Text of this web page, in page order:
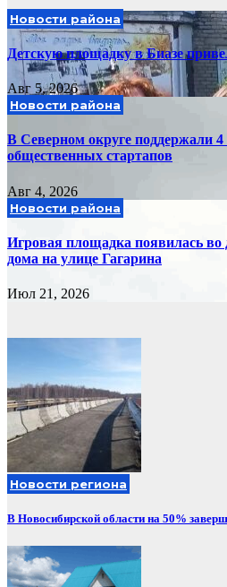
Новости района
Детскую площадку в Биазе
Авг 5, 2026
Новости района
В Северном округе поддержали 4
общественных стартапов
Авг 4, 2026
Новости района
Игровая площадка появилась во
дома на улице Гагарина
Июл 21, 2026
Новости региона
В Новосибирской области на 50%